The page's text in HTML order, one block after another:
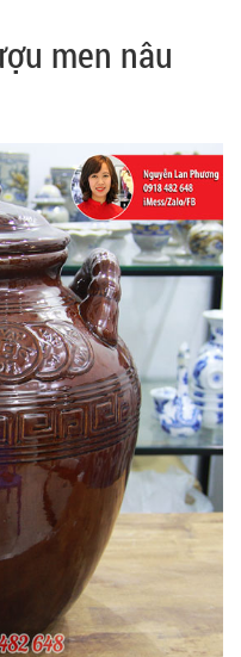
men nâu